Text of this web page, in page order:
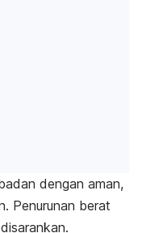
dengan aman,
Penurunan berat